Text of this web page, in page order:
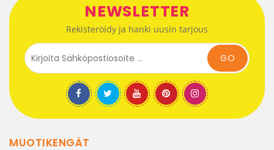
NEWSLETTER
Rekisteröidy ja hanki uusin tarjous
GO
MUOTIKENGÄT